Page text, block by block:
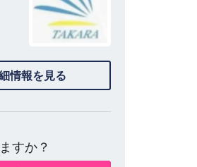
情報を見る
すか？